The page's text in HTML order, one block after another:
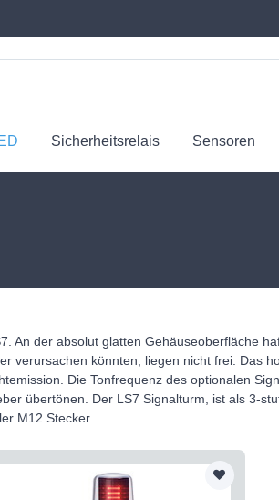
Sicherheitsrelais Sensoren
An der absolut glatten Gehäuseoberfläche
verursachen könnten, liegen nicht frei. Das
Die Tonfrequenz des optionalen
übertönen. Der LS7 Signalturm, ist als 3-
M12 Stecker.